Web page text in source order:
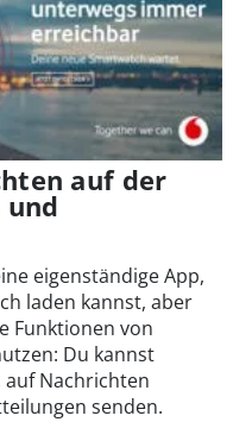
auf der
und
eigenständige App,
laden kannst, aber
Funktionen von
Du kannst
Nachrichten
senden.